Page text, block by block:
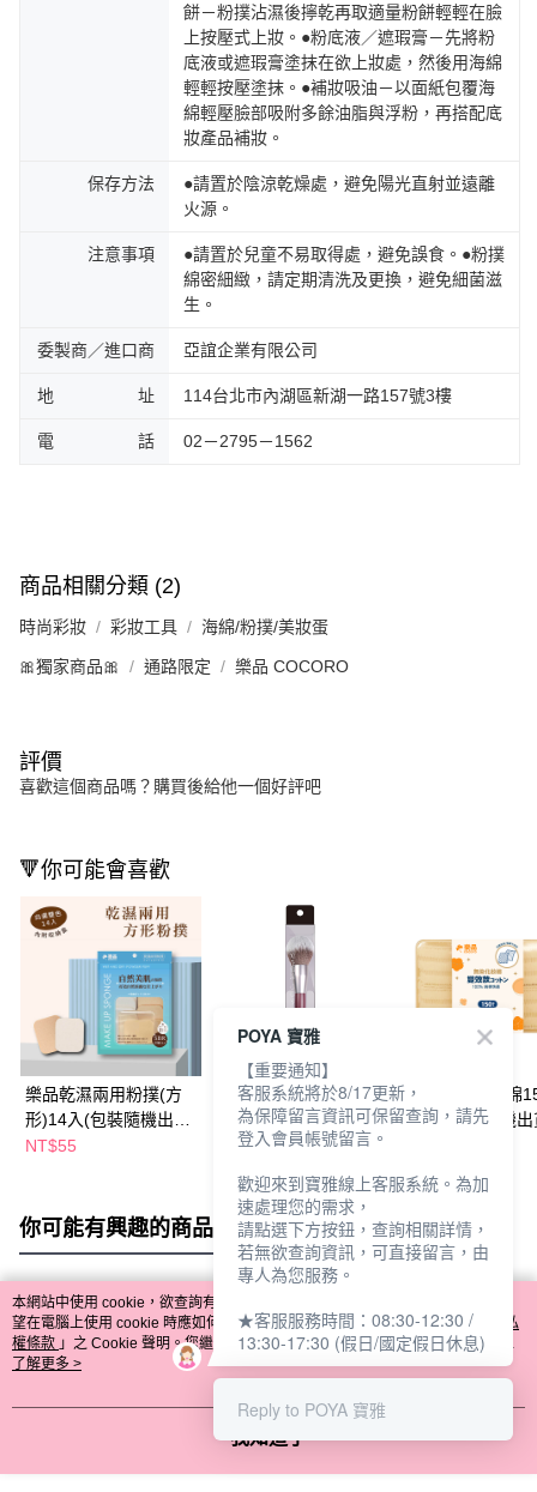
餅－粉撲沾濕後擰乾再取適量粉餅輕輕在臉
上按壓式上妝。●粉底液／遮瑕膏－先將粉
底液或遮瑕膏塗抹在欲上妝處，然後用海綿
輕輕按壓塗抹。●補妝吸油－以面紙包覆海
綿輕壓臉部吸附多餘油脂與浮粉，再搭配底
妝產品補妝。
保存方法
●請置於陰涼乾燥處，避免陽光直射並遠離
火源。
注意事項
●請置於兒童不易取得處，避免誤食。●粉撲
綿密細緻，請定期清洗及更換，避免細菌滋
生。
委製商／進口商 亞誼企業有限公司
地 址 114台北市內湖區新湖一路157號3樓
電 話 02－2795－1562
商品相關分類 (2)
時尚彩妝 彩妝工具 海綿/粉撲/美妝蛋
🎀獨家商品🎀 通路限定 樂品 COCORO
評價
喜歡這個商品嗎？購買後給他一個好評吧
🔻你可能會喜歡
樂品乾濕兩用粉撲(方
形)14入(包裝隨機出
貨)
NT$55
點胭脂 繁花似錦壹壹
零 球型粉撲刷(包裝隨
機出貨)
NT$358
樂品雙效化妝棉
盒裝 (包裝隨機
你可能有興趣的商品 全站排行
熱門標籤
本網站中使用 cookie，欲查詢有關本網站使用 cookie 方式之詳情，及若您不希
望在電腦上使用 cookie 時應如何變更電腦的 cookie 設定，請參閱本網站「
隱私
權條款 」之 Cookie 聲明。您繼續使用本網站即表示您同意本公司得按本網站使
用條款之 Cookie 聲明使用 cookie。
了解更多 >
我知道了
POYA 寶雅
【重要通知】
客服系統將於8/17更新，
為保障留言資訊可保留查詢，請先
登入會員帳號留言。
歡迎來到寶雅線上客服系統。為加
速處理您的需求，
請點選下方按鈕，查詢相關詳情，
若無欲查詢資訊，可直接留言，由
專人為您服務。
★客服服務時間：08:30-12:30 /
13:30-17:30 (假日/國定假日休息)
Reply to POYA 寶雅